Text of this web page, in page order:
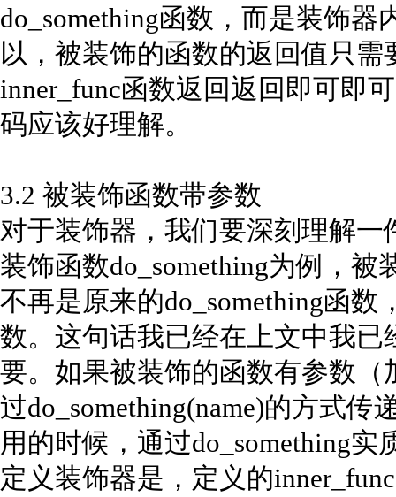
do_something函数，而是装饰器
以，被装饰的函数的返回值只
inner_func函数返回返回即可即
码应该好理解。
3.2 被装饰函数带参数
对于装饰器，我们要深刻理解
装饰函数do_something为例，被
不再是原来的do_something函
数。这句话我已经在上文中我
要。如果被装饰的函数有参数（
过do_something(name)的方式
用的时候，通过do_something
定义装饰器是，定义的